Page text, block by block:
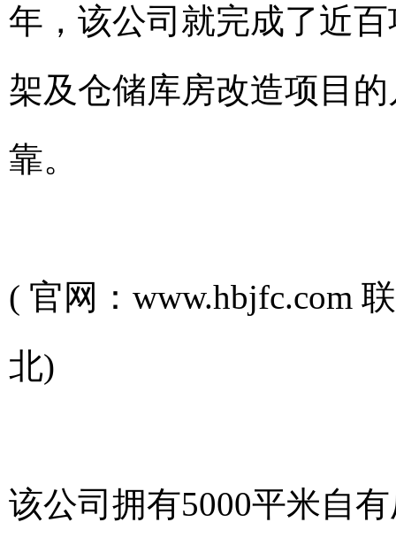
年，该公司就完成了近
架及仓储库房改造项目
靠。
( 官网：www.hbjfc.com
北)
该公司拥有5000平米自